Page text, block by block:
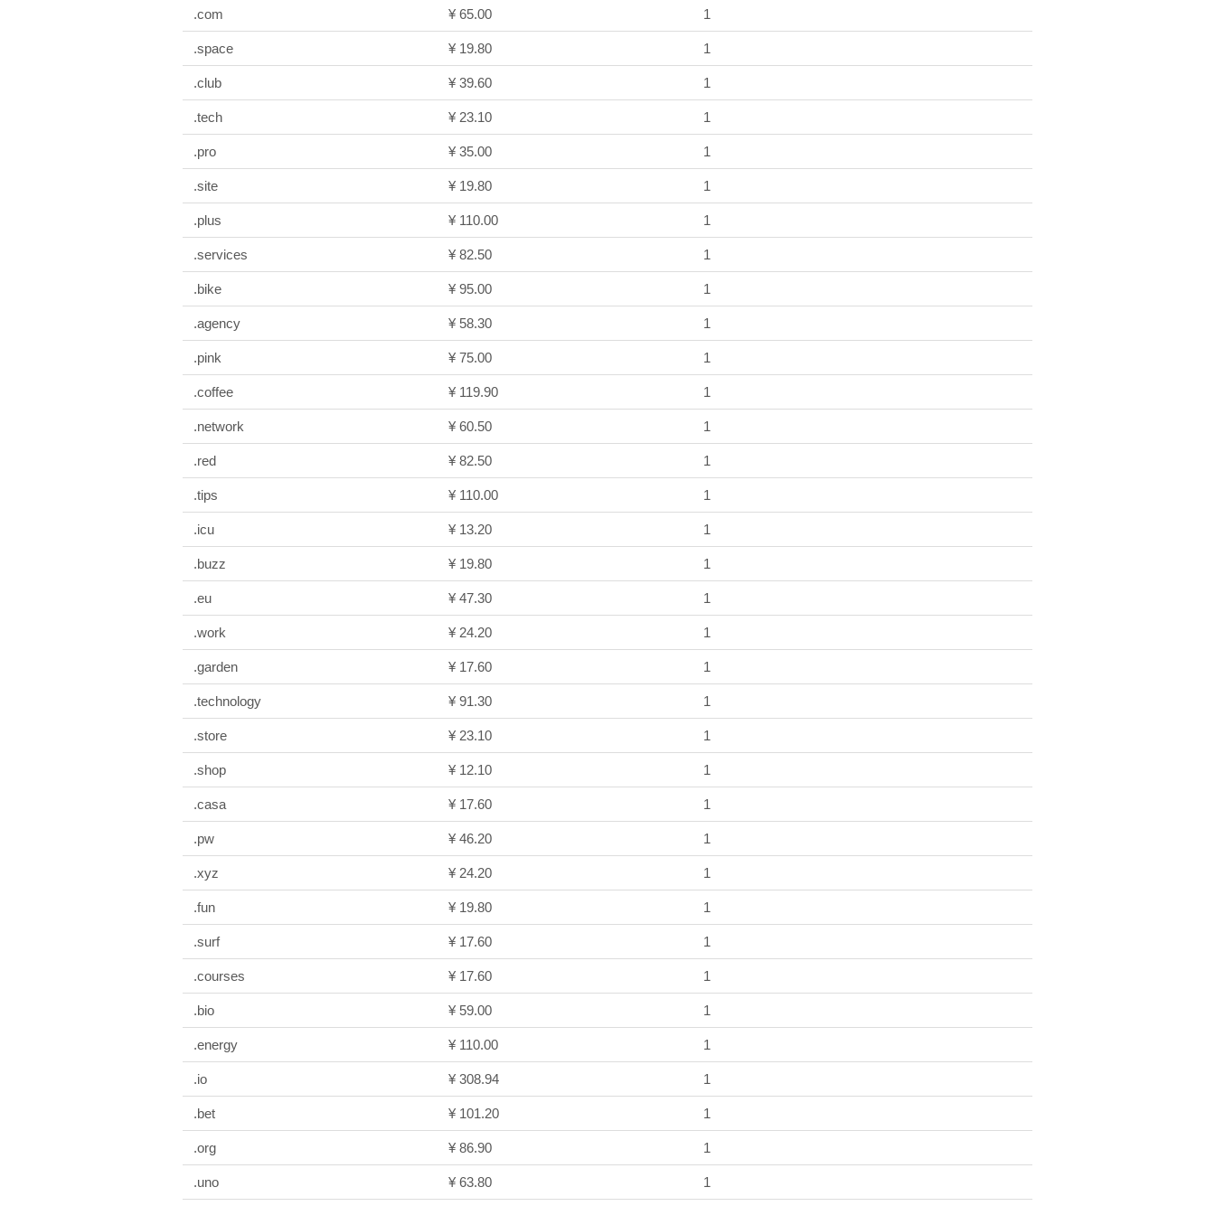
.com ¥ 65.00 1
.space ¥ 19.80 1
.club ¥ 39.60 1
.tech ¥ 23.10 1
.pro ¥ 35.00 1
.site ¥ 19.80 1
.plus ¥ 110.00 1
.services ¥ 82.50 1
.bike ¥ 95.00 1
.agency ¥ 58.30 1
.pink ¥ 75.00 1
.coffee ¥ 119.90 1
.network ¥ 60.50 1
.red ¥ 82.50 1
.tips ¥ 110.00 1
.icu ¥ 13.20 1
.buzz ¥ 19.80 1
.eu ¥ 47.30 1
.work ¥ 24.20 1
.garden ¥ 17.60 1
.technology ¥ 91.30 1
.store ¥ 23.10 1
.shop ¥ 12.10 1
.casa ¥ 17.60 1
.pw ¥ 46.20 1
.xyz ¥ 24.20 1
.fun ¥ 19.80 1
.surf ¥ 17.60 1
.courses ¥ 17.60 1
.bio ¥ 59.00 1
.energy ¥ 110.00 1
.io ¥ 308.94 1
.bet ¥ 101.20 1
.org ¥ 86.90 1
.uno ¥ 63.80 1